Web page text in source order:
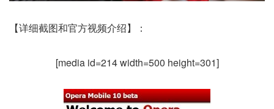
【详细截图和官方视频介绍】：
[media id=214 width=500 height=301]